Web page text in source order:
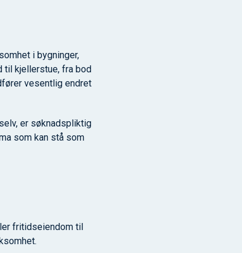
i bygninger,
til kjellerstue, fra bod
vesentlig endret
er søknadspliktig
som kan stå som
fritidseiendom til